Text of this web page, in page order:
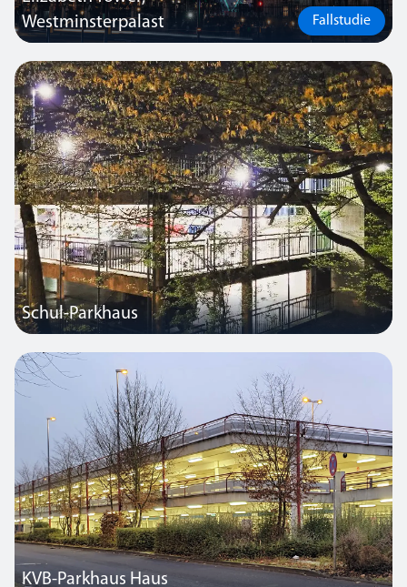
Westminsterpalast
Fallstudie
Thorlux ist stolz darauf, an dem fünfjährigen Programm zur
notwendigen Renovierung dieses weltberühmten Wahrzeichens
beteiligt gewesen zu sein. Das Unternehmen lieferte Leuchten und
drahtlose Beleuchtungssteuerungen, erneuerte die Beleuchtung
der Zifferblätter und entwickelte eine maßgeschneiderte Leuchte
für die Beleuchtung des Ayrton Light-Leuchtfeuers auf der Spitze
des Turms.
Schul-Parkhaus
Zusammen mit dem SmartScan-Beleuchtungssteuerungssystem
sorgen Thorlux-Leuchten auf diesem Schulparkplatz in Deutschland
für Stromeinsparungen von über 70 %.
KVB-Parkhaus Haus